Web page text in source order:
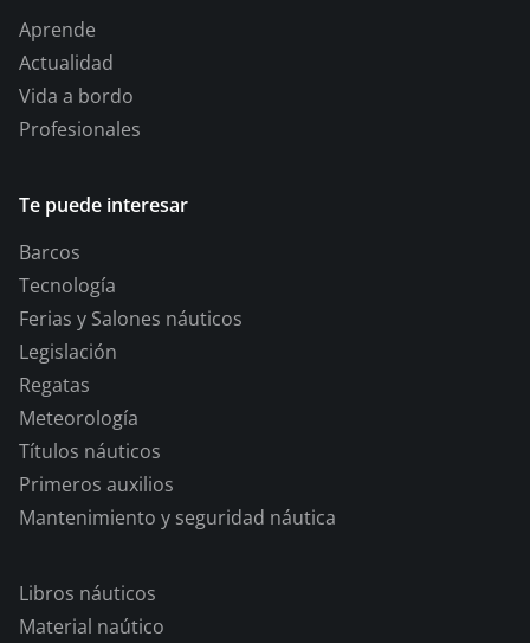
Aprende
Actualidad
Vida a bordo
Profesionales
Te puede interesar
Barcos
Tecnología
Ferias y Salones náuticos
Legislación
Regatas
Meteorología
Títulos náuticos
Primeros auxilios
Mantenimiento y seguridad náutica
Libros náuticos
Material naútico